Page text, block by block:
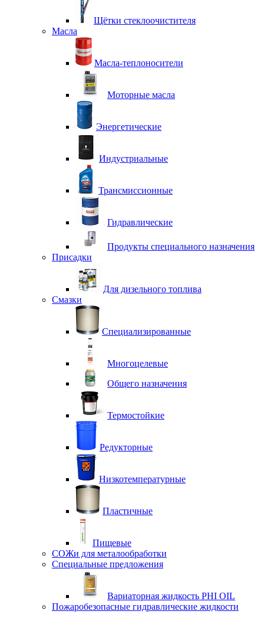
Щётки стеклоочистителя
Масла
Масла-теплоносители
Моторные масла
Энергетические
Индустриальные
Трансмиссионные
Гидравлические
Продукты специального назначения
Присадки
Для дизельного топлива
Смазки
Специализированные
Многоцелевые
Общего назначения
Термостойкие
Редукторные
Низкотемпературные
Пластичные
Пищевые
СОЖи для металообработки
Специальные предложения
Вариаторная жидкость PHI OIL
Пожаробезопасные гидравлические жидкости